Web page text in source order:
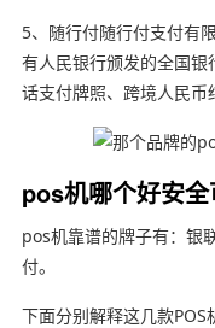
5、随行付随行付支付有
有人民银行颁发的全国
话支付牌照、跨境人民币
pos机哪个好安
pos机靠谱的牌子有：银
付。
下面分别解释这几款POS